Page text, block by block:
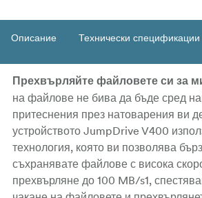
Описание Технически спецификации
Прехвърляйте файловете си за
на файлове не бива да бъде сред
притеснения през натоварения ви
устройството JumpDrive V400
технология, която ви позволява
съхранявате файлове с висока
прехвърляне до 100 MB/s1,